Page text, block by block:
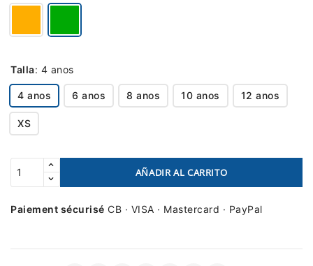
Talla: 4 anos
4 anos 6 anos 8 anos 10 anos 12 anos
XS
AÑADIR AL CARRITO
Paiement sécurisé CB · VISA · Mastercard · PayPal